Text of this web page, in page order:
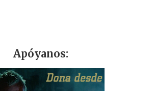
Apóyanos: